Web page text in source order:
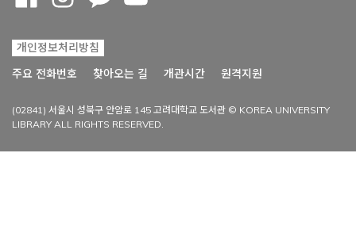
개인정보처리방침
주요 전화번호
찾아오는 길 개관시간 원격지원
(02841) 서울시 성북구 안암로 145 고려대학교 도서관 © KOREA UNIVERSITY
LIBRARY ALL RIGHTS RESERVED.